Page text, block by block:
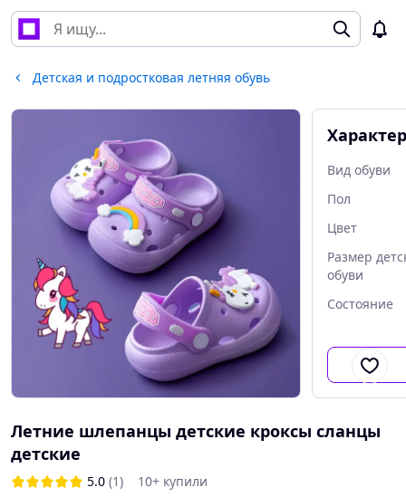
Детская и подростковая летняя обувь
Вид обуви
Пол
Цвет
Размер
обуви
Состояние
Летние шлепанцы детские кроксы сланцы
детские
5.0 (1)
10+ купили